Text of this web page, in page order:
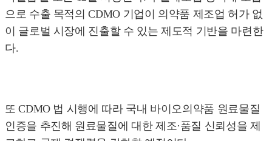
으로 수출 목적의 CDMO 기업이 의약품 제조업 허가 없
이 글로벌 시장에 진출할 수 있는 제도적 기반을 마련한
다.
또 CDMO 법 시행에 따라 국내 바이오의약품 원료물질
인증을 추진해 원료물질에 대한 제조·품질 신뢰성을 제